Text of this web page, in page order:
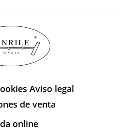
Aviso legal
de venta
online